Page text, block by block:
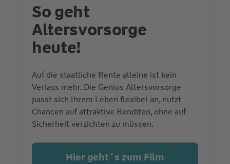
So geht
Altersvorsorge
heute!
Auf die staatliche Rente alleine ist kein
Verlass mehr. Die Genius Altersvorsorge
passt sich Ihrem Leben flexibel an, nutzt
Chancen auf attraktive Renditen, ohne auf
Sicherheit verzichten zu müssen.
Hier geht´s zum Film